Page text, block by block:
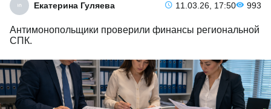
Екатерина Гуляева 11.03.26, 17:50 993
Антимонопольщики проверили финансы региональной
СПК.